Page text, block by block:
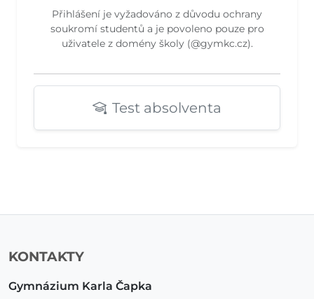
Přihlášení je vyžadováno z důvodu ochrany
soukromí studentů a je povoleno pouze pro
uživatele z domény školy (@gymkc.cz).
Test absolventa
KONTAKTY
Gymnázium Karla Čapka